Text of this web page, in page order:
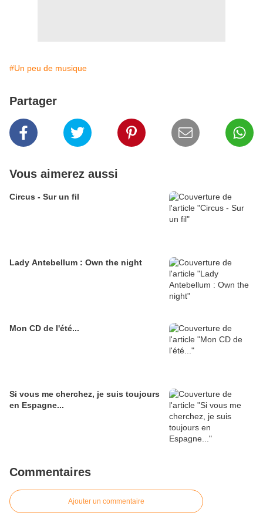
#Un peu de musique
Partager
Vous aimerez aussi
Circus - Sur un fil
Lady Antebellum : Own the night
Mon CD de l'été...
Si vous me cherchez, je suis toujours
en Espagne...
Commentaires
Ajouter un commentaire